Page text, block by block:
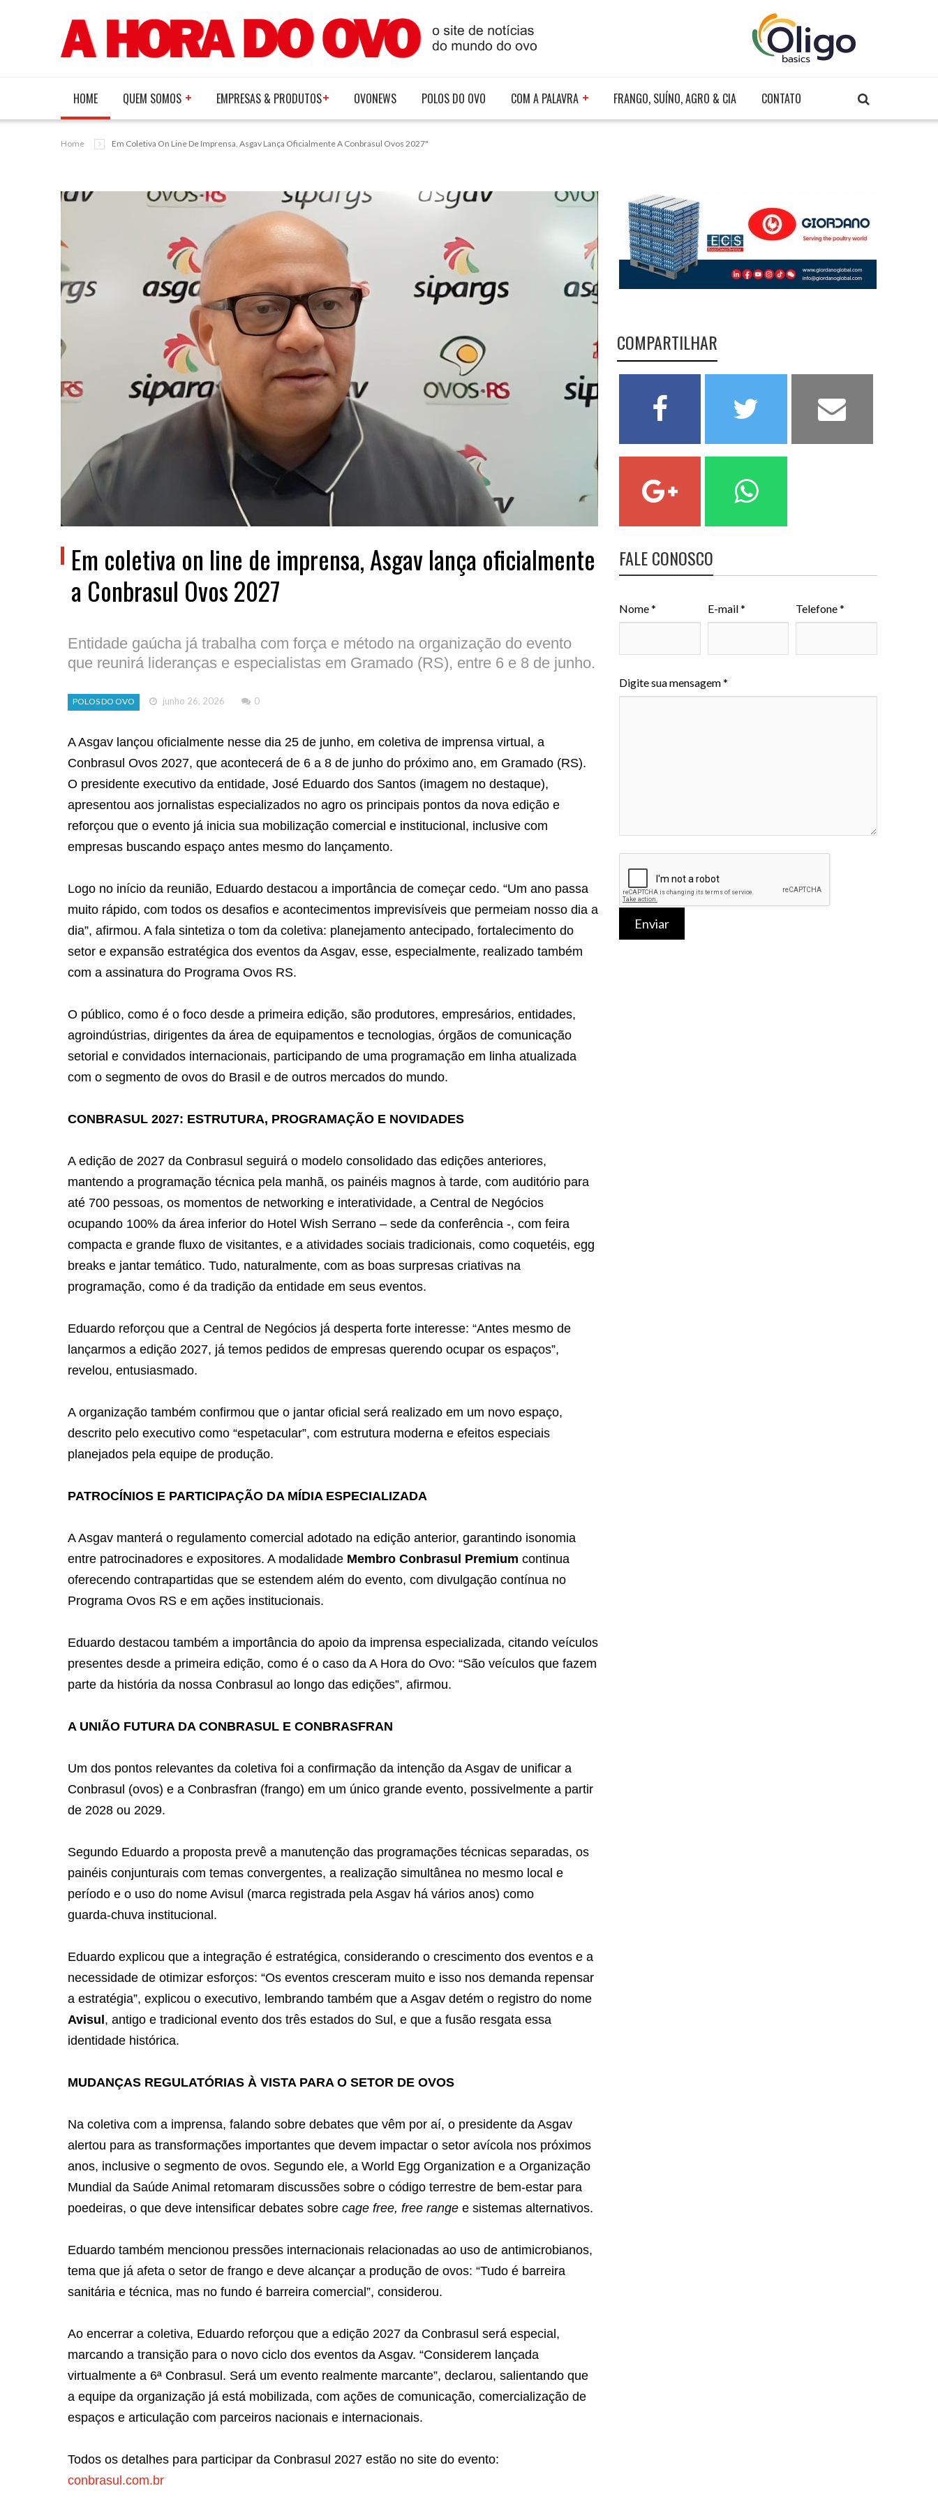
HOME QUEM SOMOS EMPRESAS & PRODUTOS OVONEWS POLOS DO OVO COM A PALAVRA FRANGO, SUÍNO, AGRO & CIA CONTATO
Home Em Coletiva On Line De Imprensa, Asgav Lança Oficialmente A Conbrasul Ovos 2027"
Em coletiva on line de imprensa, Asgav lança oficialmente
a Conbrasul Ovos 2027
Entidade gaúcha já trabalha com força e método na organização do evento
que reunirá lideranças e especialistas em Gramado (RS), entre 6 e 8 de junho.
POLOS DO OVO junho 26, 2026 0
A Asgav lançou oficialmente nesse dia 25 de junho, em coletiva de imprensa virtual, a
Conbrasul Ovos 2027, que acontecerá de 6 a 8 de junho do próximo ano, em Gramado (RS).
O presidente executivo da entidade, José Eduardo dos Santos (imagem no destaque),
apresentou aos jornalistas especializados no agro os principais pontos da nova edição e
reforçou que o evento já inicia sua mobilização comercial e institucional, inclusive com
empresas buscando espaço antes mesmo do lançamento.
Logo no início da reunião, Eduardo destacou a importância de começar cedo. “Um ano passa
muito rápido, com todos os desafios e acontecimentos imprevisíveis que permeiam nosso dia a
dia”, afirmou. A fala sintetiza o tom da coletiva: planejamento antecipado, fortalecimento do
setor e expansão estratégica dos eventos da Asgav, esse, especialmente, realizado também
com a assinatura do Programa Ovos RS.
O público, como é o foco desde a primeira edição, são produtores, empresários, entidades,
agroindústrias, dirigentes da área de equipamentos e tecnologias, órgãos de comunicação
setorial e convidados internacionais, participando de uma programação em linha atualizada
com o segmento de ovos do Brasil e de outros mercados do mundo.
CONBRASUL 2027: ESTRUTURA, PROGRAMAÇÃO E NOVIDADES
A edição de 2027 da Conbrasul seguirá o modelo consolidado das edições anteriores,
mantendo a programação técnica pela manhã, os painéis magnos à tarde, com auditório para
até 700 pessoas, os momentos de networking e interatividade, a Central de Negócios
ocupando 100% da área inferior do Hotel Wish Serrano – sede da conferência -, com feira
compacta e grande fluxo de visitantes, e a atividades sociais tradicionais, como coquetéis, egg
breaks e jantar temático. Tudo, naturalmente, com as boas surpresas criativas na
programação, como é da tradição da entidade em seus eventos.
Eduardo reforçou que a Central de Negócios já desperta forte interesse: “Antes mesmo de
lançarmos a edição 2027, já temos pedidos de empresas querendo ocupar os espaços”,
revelou, entusiasmado.
A organização também confirmou que o jantar oficial será realizado em um novo espaço,
descrito pelo executivo como “espetacular”, com estrutura moderna e efeitos especiais
planejados pela equipe de produção.
PATROCÍNIOS E PARTICIPAÇÃO DA MÍDIA ESPECIALIZADA
A Asgav manterá o regulamento comercial adotado na edição anterior, garantindo isonomia
entre patrocinadores e expositores. A modalidade Membro Conbrasul Premium continua
oferecendo contrapartidas que se estendem além do evento, com divulgação contínua no
Programa Ovos RS e em ações institucionais.
Eduardo destacou também a importância do apoio da imprensa especializada, citando veículos
presentes desde a primeira edição, como é o caso da A Hora do Ovo: “São veículos que fazem
parte da história da nossa Conbrasul ao longo das edições”, afirmou.
A UNIÃO FUTURA DA CONBRASUL E CONBRASFRAN
Um dos pontos relevantes da coletiva foi a confirmação da intenção da Asgav de unificar a
Conbrasul (ovos) e a Conbrasfran (frango) em um único grande evento, possivelmente a partir
de 2028 ou 2029.
Segundo Eduardo a proposta prevê a manutenção das programações técnicas separadas, os
painéis conjunturais com temas convergentes, a realização simultânea no mesmo local e
período e o uso do nome Avisul (marca registrada pela Asgav há vários anos) como
guarda‑chuva institucional.
Eduardo explicou que a integração é estratégica, considerando o crescimento dos eventos e a
necessidade de otimizar esforços: “Os eventos cresceram muito e isso nos demanda repensar
a estratégia”, explicou o executivo, lembrando também que a Asgav detém o registro do nome
Avisul, antigo e tradicional evento dos três estados do Sul, e que a fusão resgata essa
identidade histórica.
MUDANÇAS REGULATÓRIAS À VISTA PARA O SETOR DE OVOS
Na coletiva com a imprensa, falando sobre debates que vêm por aí, o presidente da Asgav
alertou para as transformações importantes que devem impactar o setor avícola nos próximos
anos, inclusive o segmento de ovos. Segundo ele, a World Egg Organization e a Organização
Mundial da Saúde Animal retomaram discussões sobre o código terrestre de bem‑estar para
poedeiras, o que deve intensificar debates sobre cage free, free range e sistemas alternativos.
Eduardo também mencionou pressões internacionais relacionadas ao uso de antimicrobianos,
tema que já afeta o setor de frango e deve alcançar a produção de ovos: “Tudo é barreira
sanitária e técnica, mas no fundo é barreira comercial”, considerou.
Ao encerrar a coletiva, Eduardo reforçou que a edição 2027 da Conbrasul será especial,
marcando a transição para o novo ciclo dos eventos da Asgav. “Considerem lançada
virtualmente a 6ª Conbrasul. Será um evento realmente marcante”, declarou, salientando que
a equipe da organização já está mobilizada, com ações de comunicação, comercialização de
espaços e articulação com parceiros nacionais e internacionais.
Todos os detalhes para participar da Conbrasul 2027 estão no site do evento:
conbrasul.com.br
COMPARTILHAR
FALE CONOSCO
Nome * E-mail * Telefone *
Digite sua mensagem *
Enviar